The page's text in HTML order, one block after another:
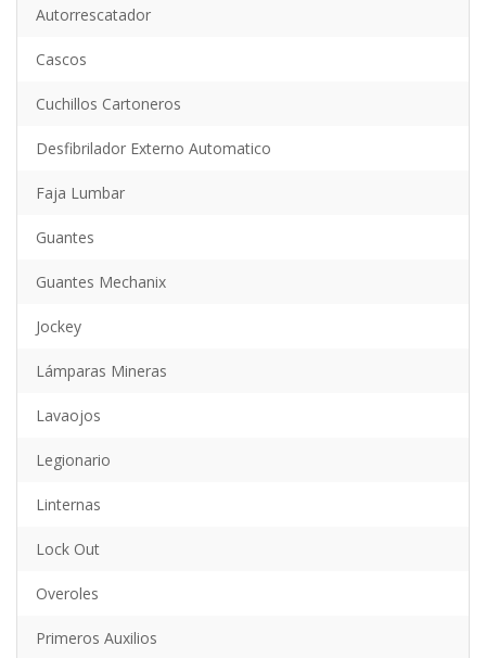
Autorrescatador
Cascos
Cuchillos Cartoneros
Desfibrilador Externo Automatico
Faja Lumbar
Guantes
Guantes Mechanix
Jockey
Lámparas Mineras
Lavaojos
Legionario
Linternas
Lock Out
Overoles
Primeros Auxilios